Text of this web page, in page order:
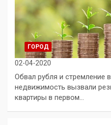
ГОРОД
02-04-2020
Обвал рубля и стремление
недвижимость вызвали
квартиры в первом…